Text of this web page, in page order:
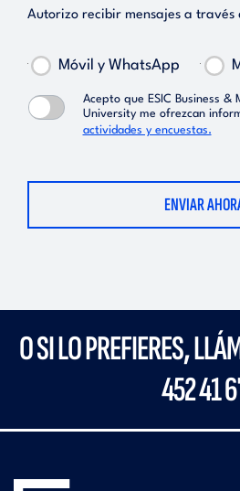
Autorizo recibir mensajes a través
Móvil y WhatsApp
Acepto que ESIC Business &
University me ofrezcan
actividades y encuestas.
O SI LO PREFIERES,
452 41